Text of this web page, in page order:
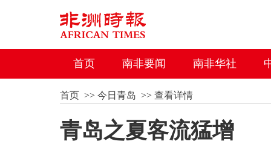
首页 南非要闻 南非华社
首页>> 今日青岛 >> 查看详情
青岛之夏客流猛增